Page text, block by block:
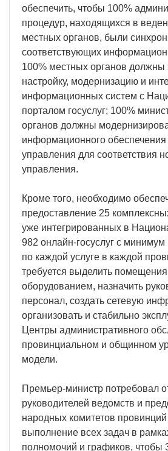
обеспечить, чтобы 100%
процедур, находящихся в
местных органов, были
соответствующих
100% местных органов
настройку, модернизацию и
информационных систем с
порталом госуслуг; 100%
органов должны
информационного обеспечения
управления для соответствия
управления.
Кроме того, необходимо
предоставление 25
уже интегрированных в
982 онлайн-госуслуг с
по каждой услуге в каждой
требуется выделить
оборудованием, назначить
персонал, создать сетевую
организовать и стабильно
Центры административного
провинциальном и общинном
модели.
Премьер-министр потребовал
руководителей ведомств и
народных комитетов
выполнение всех задач в
полномочий и графиков, чтобы